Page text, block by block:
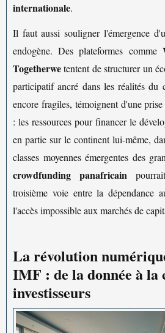
internationale.
Il faut aussi souligner l'émergence
endogène. Des plateformes comme
Togetherwetentent de structurer un
participatif ancré dans les réalités du
encore fragiles, témoignent d'une
: les ressources pour financer le
en partie sur le continent lui-même,
classes moyennes émergentes des
crowdfunding panafricain
troisième voie entre la dépendance
l'accès impossible aux marchés de
La révolution
IMF : de la donnée à la
investisseurs